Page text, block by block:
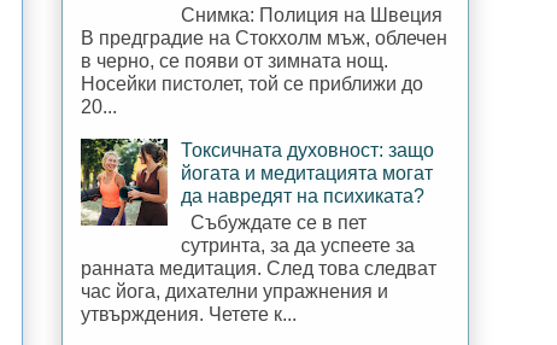
Снимка: Полиция на Швеция
В предградие на Стокхолм мъж, облечен
в черно, се появи от зимната нощ.
Носейки пистолет, той се приближи до
20...
Токсичната духовност: защо
йогата и медитацията могат
да навредят на психиката?
Събуждате се в пет
сутринта, за да успеете за
ранната медитация. След това следват
час йога, дихателни упражнения и
утвърждения. Четете к...